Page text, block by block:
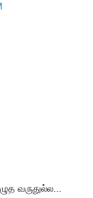
வருதுல்ல...